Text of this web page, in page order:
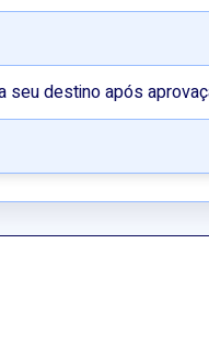
seu destino após